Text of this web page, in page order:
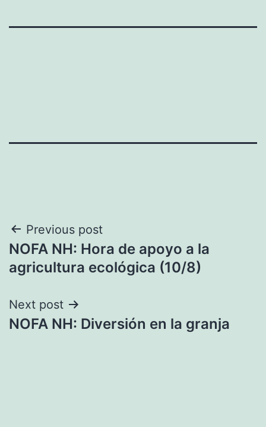
Navegación
de
Previous post
NOFA NH: Hora de apoyo a la
agricultura ecológica (10/8)
Next post
NOFA NH: Diversión en la granja